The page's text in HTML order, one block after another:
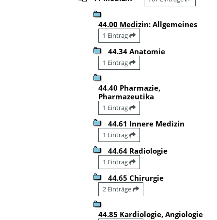
44.00 Medizin: Allgemeines
1 Eintrag
44.34 Anatomie
1 Eintrag
44.40 Pharmazie,
Pharmazeutika
1 Eintrag
44.61 Innere Medizin
1 Eintrag
44.64 Radiologie
1 Eintrag
44.65 Chirurgie
2 Einträge
44.85 Kardiologie, Angiologie